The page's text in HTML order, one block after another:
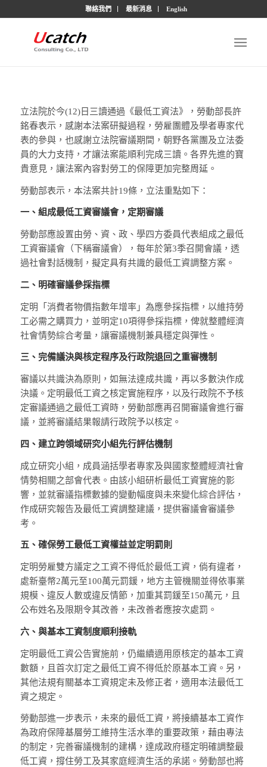
聯絡我們 最新消息 English
立法院於今(12)日三讀通過《最低工資法》，勞動部長許
銘春表示，感謝本法案研擬過程，勞雇團體及學者專家代
表的參與，也感謝立法院審議期間，朝野各黨團及立法委
員的大力支持，才讓法案能順利完成三讀。各界先進的寶
貴意見，讓法案內容對勞工的保障更加完整周延。
勞動部表示，本法案共計19條，立法重點如下：
一、組成最低工資審議會，定期審議
勞動部應設置由勞、資、政、學四方委員代表組成之最低
工資審議會（下稱審議會），每年於第3季召開會議，透
過社會對話機制，擬定具有共識的最低工資調整方案。
二、明確審議參採指標
定明「消費者物價指數年增率」為應參採指標，以維持勞
工必需之購買力，並明定10項得參採指標，俾就整體經濟
社會情勢綜合考量，讓審議機制兼具穩定與彈性。
三、完備議決與核定程序及行政院退回之重審機制
審議以共識決為原則，如無法達成共識，再以多數決作成
決議。定明最低工資之核定實施程序，以及行政院不予核
定審議通過之最低工資時，勞動部應再召開審議會進行審
議，並將審議結果報請行政院予以核定。
四、建立跨領域研究小組先行評估機制
成立研究小組，成員涵括學者專家及與國家整體經濟社會
情勢相關之部會代表。由該小組研析最低工資實施的影
響，並就審議指標數據的變動幅度與未來變化綜合評估，
作成研究報告及最低工資調整建議，提供審議會審議參
考。
五、確保勞工最低工資權益並定明罰則
定明勞雇雙方議定之工資不得低於最低工資，倘有違者，
處新臺幣2萬元至100萬元罰鍰，地方主管機關並得依事業
規模、違反人數或違反情節，加重其罰鍰至150萬元，且
公布姓名及限期令其改善，未改善者應按次處罰。
六、與基本工資制度順利接軌
定明最低工資公告實施前，仍繼續適用原核定的基本工資
數額，且首次訂定之最低工資不得低於原基本工資。另，
其他法規有關基本工資規定未及修正者，適用本法最低工
資之規定。
勞動部進一步表示，未來的最低工資，將接續基本工資作
為政府保障基層勞工維持生活水準的重要政策，藉由專法
的制定，完善審議機制的建構，達成政府穩定明確調整最
低工資，撐住勞工及其家庭經濟生活的承諾。勞動部也將